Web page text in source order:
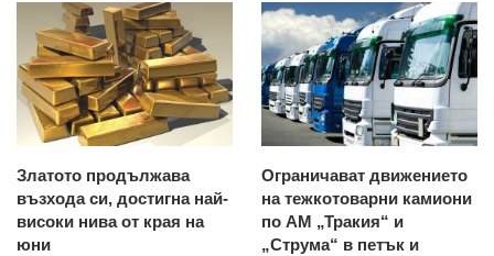
Златото продължава
възхода си, достигна най-
високи нива от края на
юни
Ограничават движението
на тежкотоварни камиони
по АМ „Тракия“ и
„Струма“ в петък и